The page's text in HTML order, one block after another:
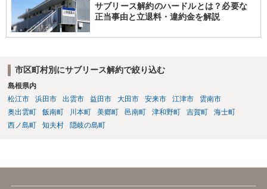
サブリース解約のハードルとは？必要な
正当事由と立退料・違約金を解説
市区町村別にサブリース解約で絞り込む
島根県内
松江市
浜田市 出雲市 益田市 大田市 安来市 江津市
雲南市
奥出雲町
飯南町 川本町 美郷町 邑南町 津和野町 吉賀町
海士町
西ノ島町
知夫村 隠岐の島町